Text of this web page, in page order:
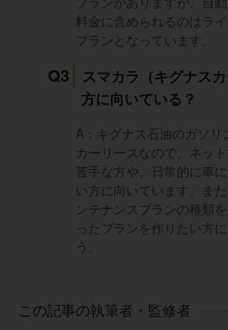
料金に含められるのはラ
プランとなっています。
Q3
スマカラ（キグナス
方に向いている？
A：キグナス石油のガソ
カーリースなので、ネッ
苦手な方や、日常的に車
い方に向いています。ま
ンテナンスプランの種類
ったプランを作りたい方
う。
この記事の執筆者・監修者